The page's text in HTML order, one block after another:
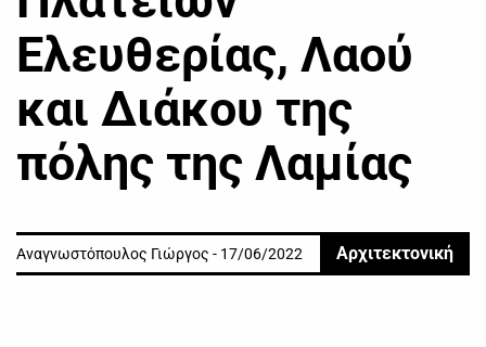
Ελευθερίας, Λαού
και Διάκου της
πόλης της Λαμίας
Αναγνωστόπουλος Γιώργος - 17/06/2022 Αρχιτεκτονική